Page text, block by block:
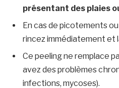
présentant des plaies
En cas de picotements
rincez immédiatement et
Ce peeling ne remplace
avez des problèmes
infections, mycoses).